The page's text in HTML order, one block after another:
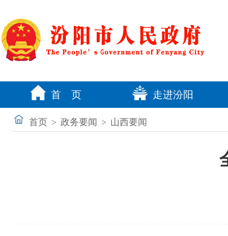
首 页 走进汾阳
首页 > 政务要闻 > 山西要闻